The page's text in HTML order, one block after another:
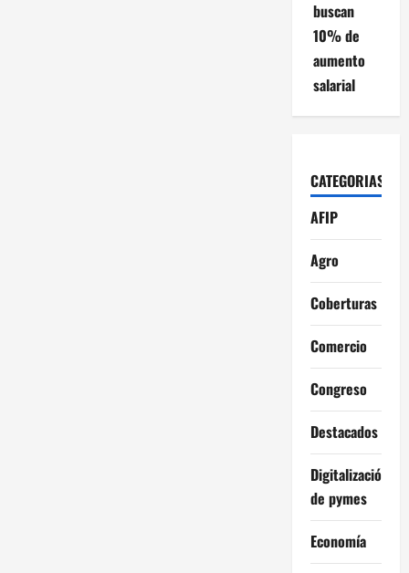
buscan
10% de
aumento
salarial
CATEGORIAS
AFIP
Agro
Coberturas
Comercio
Congreso
Destacados
Digitalización
de pymes
Economía